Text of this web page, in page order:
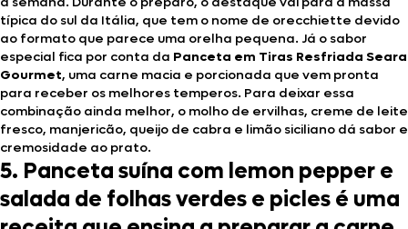
típica do sul da Itália, que tem o nome de orecchiette devido
ao formato que parece uma orelha pequena. Já o sabor
especial fica por conta da Panceta em Tiras Resfriada Seara
Gourmet, uma carne macia e porcionada que vem pronta
para receber os melhores temperos. Para deixar essa
combinação ainda melhor, o molho de ervilhas, creme de leite
fresco, manjericão, queijo de cabra e limão siciliano dá sabor e
cremosidade ao prato.
5. Panceta suína com lemon pepper e
salada de folhas verdes e picles é uma